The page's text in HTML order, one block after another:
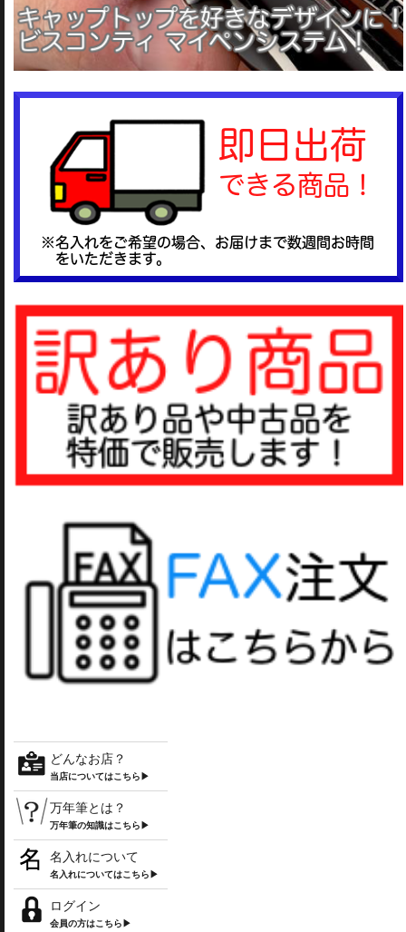
どんなお店？
当店についてはこちら▶
万年筆とは？
万年筆の知識はこちら▶
名入れについて
名入れについてはこちら▶
ログイン
会員の方はこちら▶